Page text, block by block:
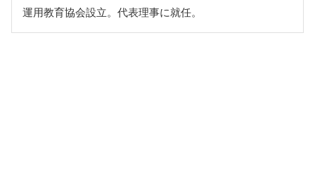
運用教育協会設立。代表理事に就任。